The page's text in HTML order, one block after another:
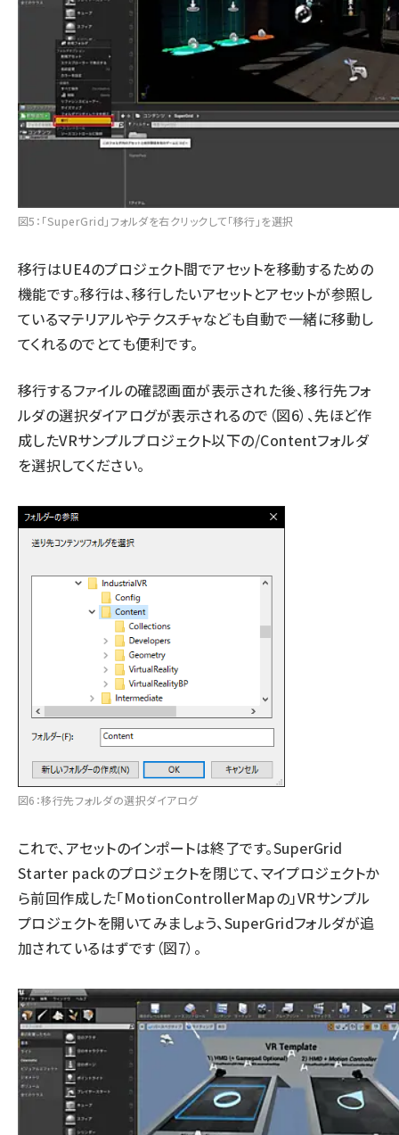
図5：「SuperGrid」フォルダを右クリックして「移行」を選択
移行はUE4のプロジェクト間でアセットを移動するための
機能です。移行は、移行したいアセットとアセットが参照し
ているマテリアルやテクスチャなども自動で一緒に移動し
てくれるのでとても便利です。
移行するファイルの確認画面が表示された後、移行先フォ
ルダの選択ダイアログが表示されるので（図6）、先ほど作
成したVRサンプルプロジェクト以下の/Contentフォルダ
を選択してください。
図6：移行先フォルダの選択ダイアログ
これで、アセットのインポートは終了です。SuperGrid
Starter packのプロジェクトを閉じて、マイプロジェクトか
ら前回作成した「MotionControllerMapの」VRサンプル
プロジェクトを開いてみましょう、SuperGridフォルダが追
加されているはずです（図7）。